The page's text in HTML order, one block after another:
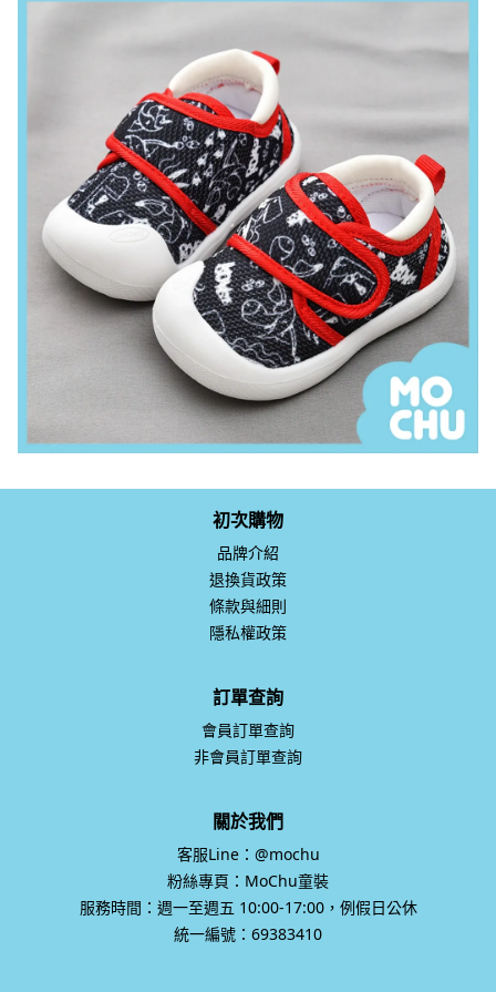
初次購物
品牌介紹
退換貨政策
條款與細則
隱私權政策
訂單查詢
會員訂單查詢
非會員訂單查詢
關於我們
客服Line：@mochu
粉絲專頁：MoChu童裝
服務時間：週一至週五 10:00-17:00，例假日公休
統一編號：69383410